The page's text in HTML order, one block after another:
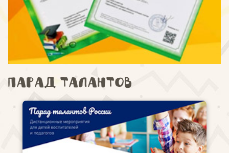
Парад талантов